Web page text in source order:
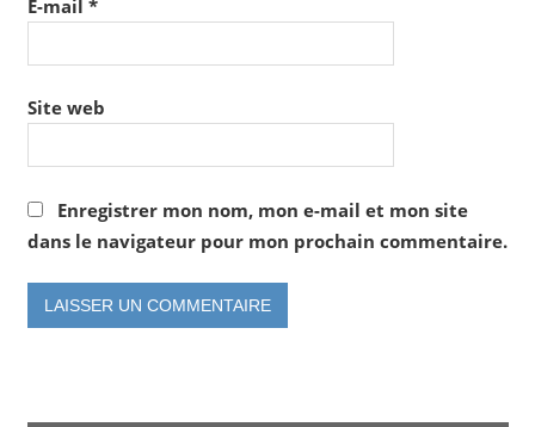
E-mail *
Site web
Enregistrer mon nom, mon e-mail et mon site
dans le navigateur pour mon prochain commentaire.